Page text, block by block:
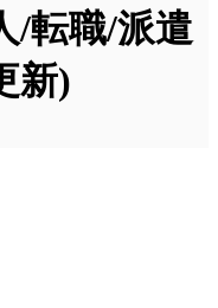
/転職/派遣
新)